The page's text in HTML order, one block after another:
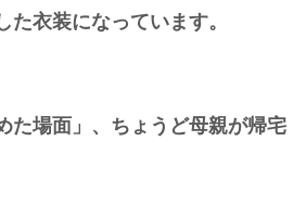
た衣装になっています。
た場面」、ちょうど母親が帰宅